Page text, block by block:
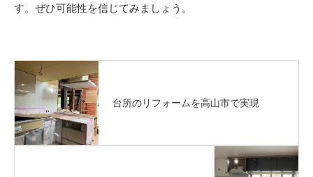
す。ぜひ可能性を信じてみましょう。
台所のリフォームを高山市で実現